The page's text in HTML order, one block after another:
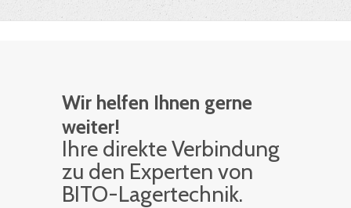
Wir helfen Ihnen gerne
weiter!
Ihre di­rek­te Ver­bin­dung
zu den Ex­per­ten von
BITO-La­ger­tech­nik.